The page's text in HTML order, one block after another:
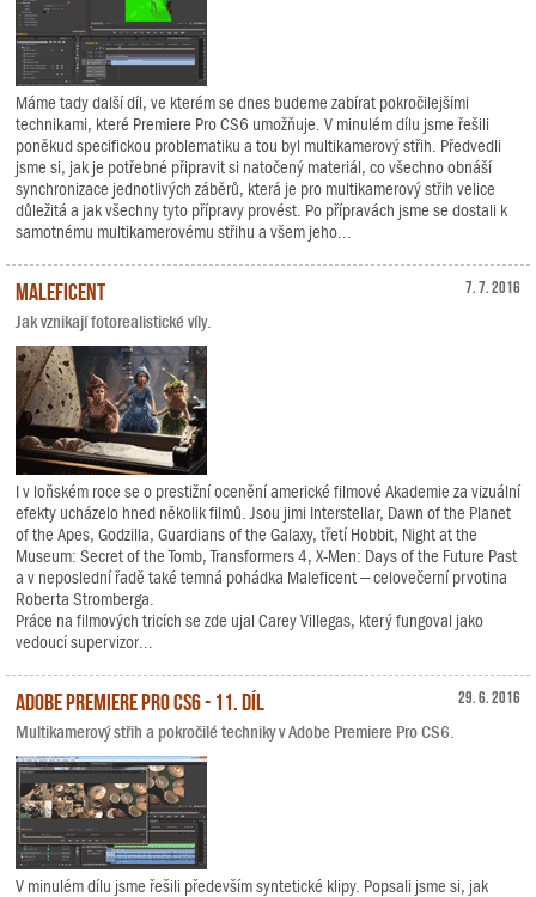
Máme tady další díl, ve kterém se dnes budeme zabírat pokročilejšími
technikami, které Premiere Pro CS6 umožňuje. V minulém dílu jsme řešili
poněkud specifickou problematiku a tou byl multikamerový střih. Předvedli
jsme si, jak je potřebné připravit si natočený materiál, co všechno obnáší
synchronizace jednotlivých záběrů, která je pro multikamerový střih velice
důležitá a jak všechny tyto přípravy provést. Po přípravách jsme se dostali k
samotnému multikamerovému střihu a všem jeho...
7. 7. 2016
Maleficent
Jak vznikají fotorealistické víly.
I v loňském roce se o prestižní ocenění americké filmové Akademie za vizuální
efekty ucházelo hned několik filmů. Jsou jimi Interstellar, Dawn of the Planet
of the Apes, Godzilla, Guardians of the Galaxy, třetí Hobbit, Night at the
Museum: Secret of the Tomb, Transformers 4, X-Men: Days of the Future Past
a v neposlední řadě také temná pohádka Maleficent – celovečerní prvotina
Roberta Stromberga.
Práce na filmových tricích se zde ujal Carey Villegas, který fungoval jako
vedoucí supervizor...
29. 6. 2016
Adobe Premiere Pro CS6 - 11. díl
Multikamerový střih a pokročilé techniky v Adobe Premiere Pro CS6.
V minulém dílu jsme řešili především syntetické klipy. Popsali jsme si, jak